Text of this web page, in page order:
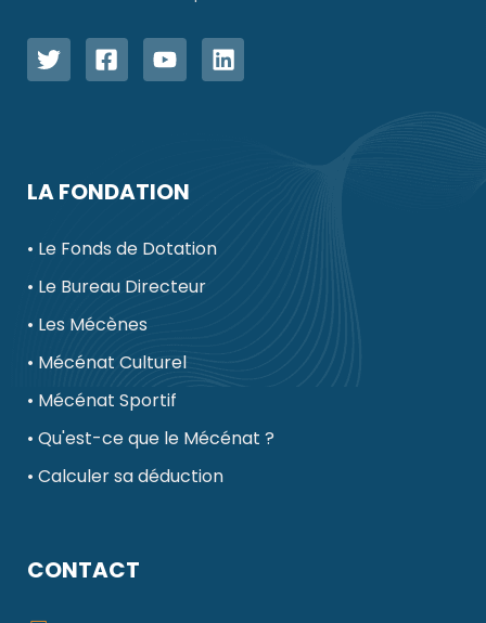
LA FONDATION
• Le Fonds de Dotation
• Le Bureau Directeur
• Les Mécènes
• Mécénat Culturel
• Mécénat Sportif
• Qu'est-ce que le Mécénat ?
• Calculer sa déduction
CONTACT